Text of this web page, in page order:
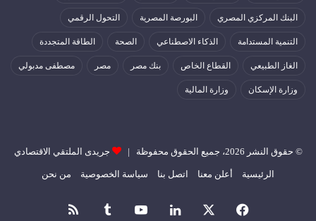
البنك المركزي المصري البورصة المصرية التحول الرقمي
التنمية المستدامة الذكاء الاصطناعي الصحة الطاقة المتجددة
الغاز الطبيعي القطاع الخاص بنك مصر مصر مصطفى مدبولي
وزارة الإسكان وزارة المالية
© حقوق النشر 2026، جميع الحقوق محفوظة | جريدى الملتقي الاقتصادي
الرئيسية أعلن معنا اتصل بنا سياسة الخصوصية من نحن
فيسبوك لينكدإن ‫YouTube